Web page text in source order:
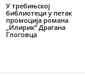
У требињској
библиотеци у петак
промоција романа
„Илирик“ Драгана
Глоговца